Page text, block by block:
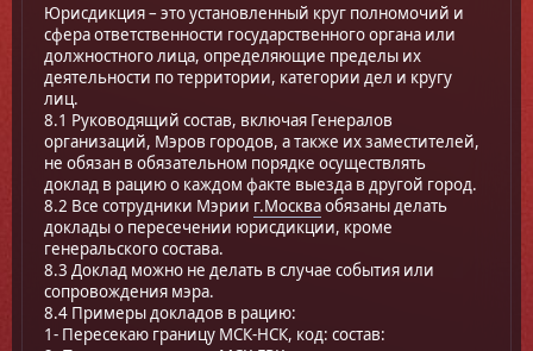
Юрисдикция – это установленный круг полномочий и
сфера ответственности государственного органа или
должностного лица, определяющие пределы их
деятельности по территории, категории дел и кругу
лиц.
8.1 Руководящий состав, включая Генералов
организаций, Мэров городов, а также их заместителей,
не обязан в обязательном порядке осуществлять
доклад в рацию о каждом факте выезда в другой город.
8.2 Все сотрудники Мэрии г.Москваобязаны делать
доклады о пересечении юрисдикции, кроме
генеральского состава.
8.3 Доклад можно не делать в случае события или
сопровождения мэра.
8.4 Примеры докладов в рацию:
1- Пересекаю границу МСК-НСК, код: состав: